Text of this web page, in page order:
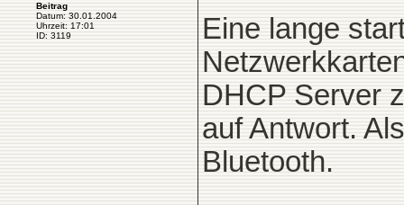
Beitrag
Datum: 30.01.2004
Uhrzeit: 17:01
ID: 3119
Eine lange
DHCP Server
auf Antwort.
Bluetooth.